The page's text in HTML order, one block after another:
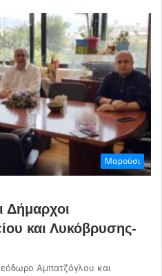
Μαρούσι
Δήμαρχοι
και Λυκόβρυσης-
Αμπατζόγλου και